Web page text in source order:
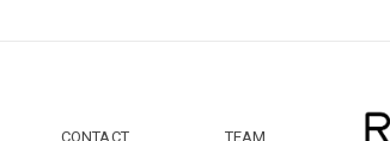
CONTACT TEAM